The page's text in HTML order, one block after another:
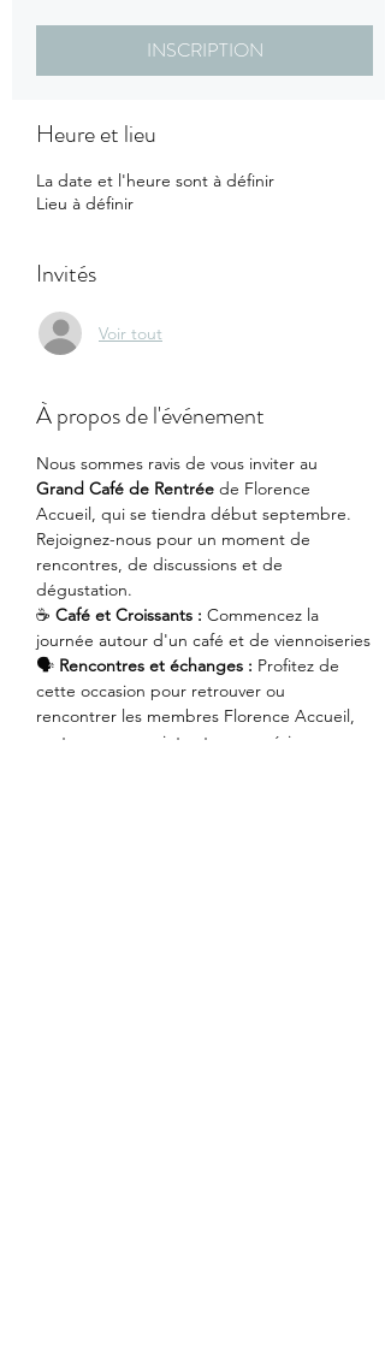
INSCRIPTION
Heure et lieu
La date et l'heure sont à définir
Lieu à définir
Invités
Voir tout
À propos de l'événement
Nous sommes ravis de vous inviter au
Grand Café de Rentrée de Florence
Accueil, qui se tiendra début septembre.
Rejoignez-nous pour un moment de
rencontres, de discussions et de
dégustation.
☕ Café et Croissants : Commencez la
journée autour d'un café et de viennoiseries
🗣️ Rencontres et échanges : Profitez de
cette occasion pour retrouver ou
rencontrer les membres Florence Accueil,
partager vos projets et vos expériences.